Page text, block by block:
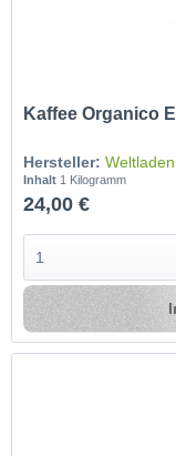
Kaffee Organico
Hersteller:
Inhalt 1 Kilogramm
24,00 €